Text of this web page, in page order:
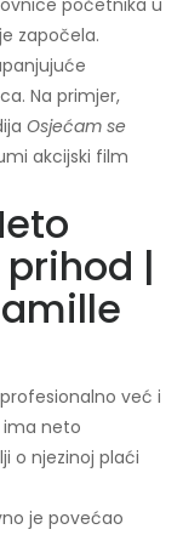
početnika u
započela.
Na primjer,
Osjećam se
akcijski film
|
već i
ima neto
o njezinoj plaći
je povećao